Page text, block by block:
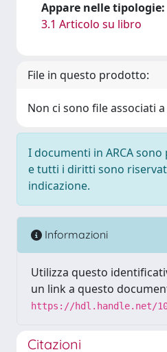
Appare nelle tipologie:
3.1 Articolo su libro
File in questo prodotto:
Non ci sono file associati
I documenti in ARCA
e tutti i diritti sono
indicazione.
Informazioni
Utilizza questo
un link a questo
https://hdl.handle.net/
Citazioni